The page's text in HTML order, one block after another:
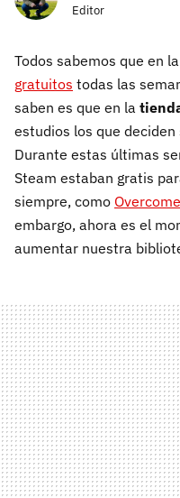
Editor
Todos sabemos que en la
gratuitos todas las
saben es que en la
estudios los que deciden
Durante estas últimas
Steam estaban gratis
siempre, como
embargo, ahora es el
aumentar nuestra